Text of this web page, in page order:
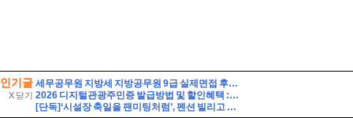
인기글
X 닫기
세무공무원 지방세 지방공무원 9급 실제면접 후기] 지방세 9급 지방공무원 면접 (지방공무원 9급 지방세 실제 수험자 8인의 생생한 면접 후기)
2026 디지털관광주민증 발급방법 및 할인혜택 :: 영동 가성비 여행 (영동 와인터널 및 레인보우 힐링센터 입장료 할인 등)
[단독]‘시설장 축일을 팬미팅처럼’, 펜션 빌리고 신부 콘셉트 단체사진···보고도 못 믿을 ‘직장 내 갑질’